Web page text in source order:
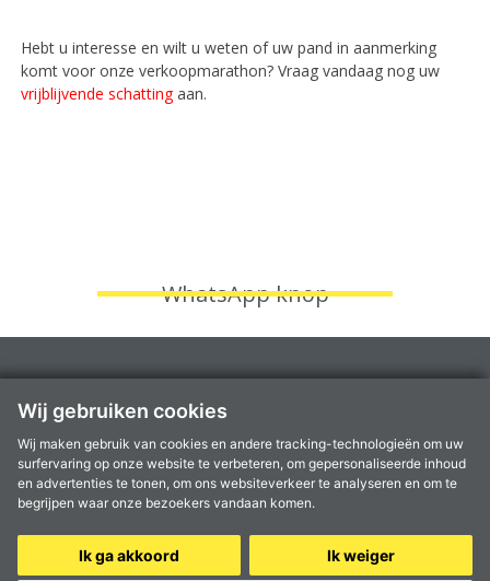
Wij gebruiken cookies
Wij maken gebruik van cookies en andere tracking-technologieën om uw
surfervaring op onze website te verbeteren, om gepersonaliseerde inhoud
en advertenties te tonen, om ons websiteverkeer te analyseren en om te
begrijpen waar onze bezoekers vandaan komen.
Ik ga akkoord Ik weiger
Hebt u interesse en wilt u weten of uw pand in aanmerking
komt voor onze verkoopmarathon? Vraag vandaag nog uw
vrijblijvende schattingaan.
WhatsApp knop
Fruithoflaan 1A, 2600 Berchem
info@coprimmo.be
03 449 49 77
© 2024 Coprimmo - Privacy Statement-Disclaimer